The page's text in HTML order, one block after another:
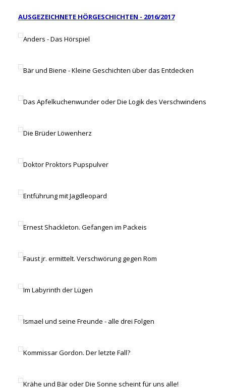
AUSGEZEICHNETE HÖRGESCHICHTEN - 2016/2017
Anders - Das Hörspiel
Bär und Biene - Kleine Geschichten über das Entdecken
Das Apfelkuchenwunder oder Die Logik des Verschwindens
Die Brüder Löwenherz
Doktor Proktors Pupspulver
Entführung mit Jagdleopard
Ernest Shackleton. Gefangen im Packeis
Faust jr. ermittelt. Verschwörung gegen Rom
Im Labyrinth der Lügen
Ismael und seine Freunde - alle drei Folgen
Kommissar Gordon. Der letzte Fall?
Krähe und Bär oder Die Sonne scheint für uns alle!